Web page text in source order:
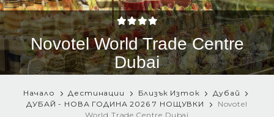
Novotel World Trade Centre
Dubai
Начало Дестинации Близък Изток
Дубай
ДУБАЙ - НОВА ГОДИНА 2026 7 НОЩУВКИ
Novotel
World Trade Centre Dubai